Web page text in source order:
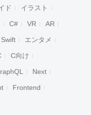
ド イラスト
C# VR AR
Swift エンタメ
C向け
Next
Frontend